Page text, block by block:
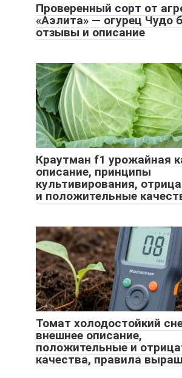
Проверенный сорт от
«Аэлита» — огурец Чудо
отзывы и описание
Краутман f1 урожайная
описание, принципы
культивирования,
и положительные
Томат холодостойкий
внешнее описание,
положительные и
качества, правила